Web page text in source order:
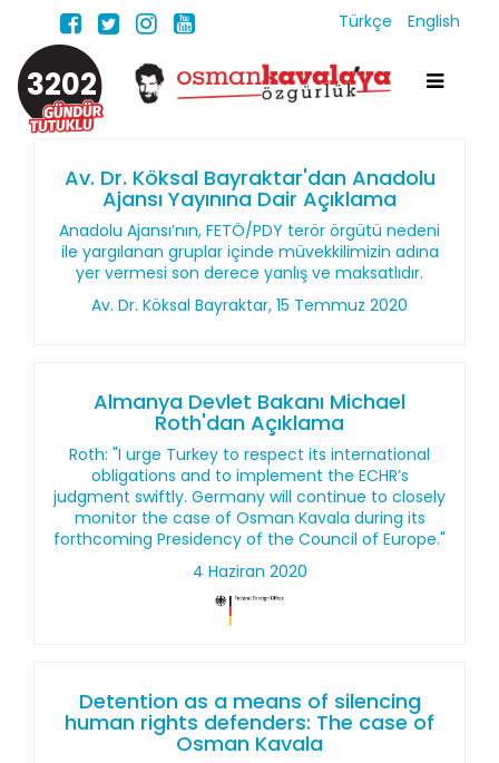
Türkçe English
3202
Av. Dr. Köksal Bayraktar'dan Anadolu
Ajansı Yayınına Dair Açıklama
Anadolu Ajansı’nın, FETÖ/PDY terör örgütü nedeni
ile yargılanan gruplar içinde müvekkilimizin adına
yer vermesi son derece yanlış ve maksatlıdır.
Av. Dr. Köksal Bayraktar, 15 Temmuz 2020
Almanya Devlet Bakanı Michael
Roth'dan Açıklama
Roth: "I urge Turkey to respect its international
obligations and to implement the ECHR’s
judgment swiftly. Germany will continue to closely
monitor the case of Osman Kavala during its
forthcoming Presidency of the Council of Europe."
4 Haziran 2020
Detention as a means of silencing
human rights defenders: The case of
Osman Kavala